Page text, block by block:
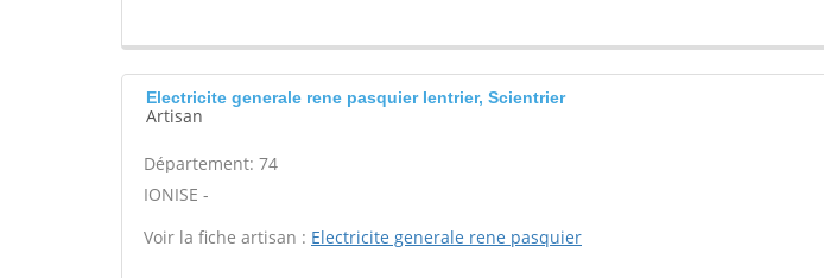
Electricite generale rene pasquier Ientrier, Scientrier
Artisan
Département: 74
IONISE -
Voir la fiche artisan : Electricite generale rene pasquier